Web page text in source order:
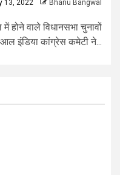
13, 2022 Bhanu Bangwal
वाले विधानसभा चुनावों
इंडिया कांग्रेस कमेटी ने...